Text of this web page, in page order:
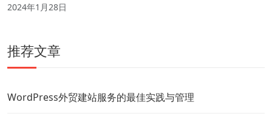
2024年1月28日
推荐文章
WordPress外贸建站服务的最佳实践与管理